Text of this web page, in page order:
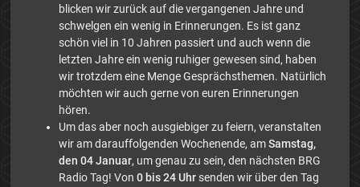
blicken wir zurück auf die vergangenen Jahre und
schwelgen ein wenig in Erinnerungen. Es ist ganz
schön viel in 10 Jahren passiert und auch wenn die
letzten Jahre ein wenig ruhiger gewesen sind, haben
wir trotzdem eine Menge Gesprächsthemen. Natürlich
möchten wir auch gerne von euren Erinnerungen
hören.
Um das aber noch ausgiebiger zu feiern, veranstalten
wir am darauffolgenden Wochenende, amSamstag,
den 04 Januar, um genau zu sein, den nächsten BRG
Radio Tag! Von0 bis 24 Uhr senden wir über den Tag